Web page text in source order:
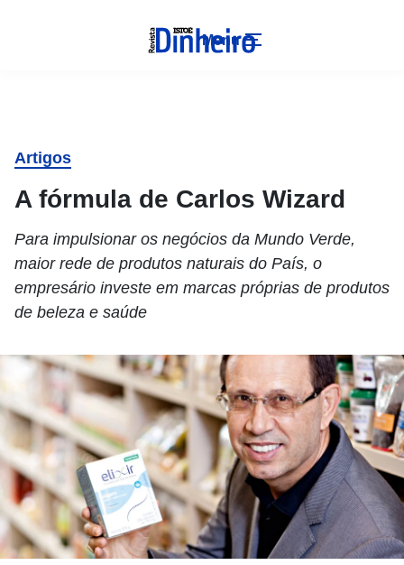
Menu
Artigos
A fórmula de Carlos Wizard
Para impulsionar os negócios da Mundo Verde,
maior rede de produtos naturais do País, o
empresário investe em marcas próprias de produtos
de beleza e saúde